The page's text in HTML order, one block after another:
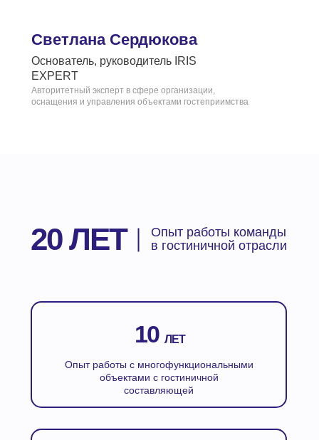
Основатель, руководитель IRIS
EXPERT
Авторитетный эксперт в сфере организации,
оснащения и управления объектами гостеприимства
Светлана Сердюкова
Опыт работы с многофункциональными
объектами с гостиничной
составляющей
ЛЕТ
10
Опыт работы команды
в гостиничной отрасли
20 ЛЕТ